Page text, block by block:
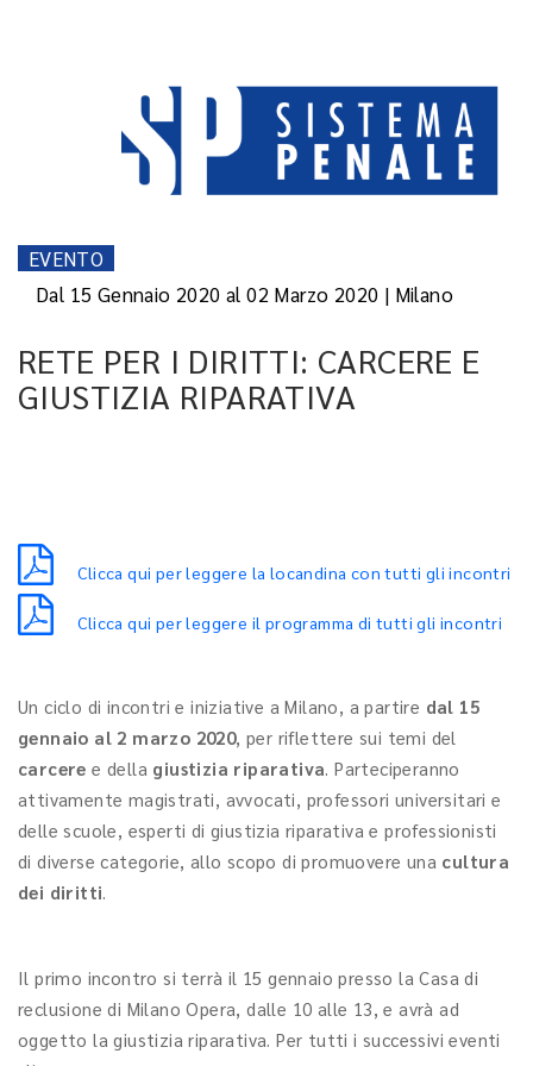
EVENTO
Dal 15 Gennaio 2020 al 02 Marzo 2020 | Milano
RETE PER I DIRITTI: CARCERE E
GIUSTIZIA RIPARATIVA
Clicca qui per leggere la locandina con tutti gli incontri
Clicca qui per leggere il programma di tutti gli incontri
Un ciclo di incontri e iniziative a Milano, a partire dal 15
gennaio al 2 marzo 2020, per riflettere sui temi del
carcere e della giustizia riparativa. Parteciperanno
attivamente magistrati, avvocati, professori universitari e
delle scuole, esperti di giustizia riparativa e professionisti
di diverse categorie, allo scopo di promuovere una cultura
dei diritti.
Il primo incontro si terrà il 15 gennaio presso la Casa di
reclusione di Milano Opera, dalle 10 alle 13, e avrà ad
oggetto la giustizia riparativa. Per tutti i successivi eventi